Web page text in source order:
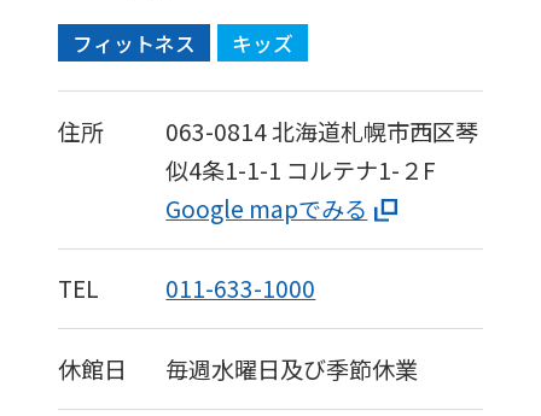
フィットネス キッズ
住所 063-0814北海道札幌市西区琴
似4条1-1-1 コルテナ1-２F
Google mapでみる
TEL 011-633-1000
休館日 毎週水曜日及び季節休業